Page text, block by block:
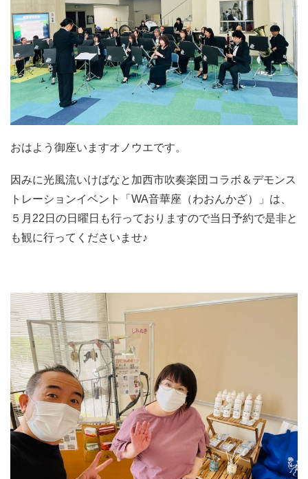
おはよう御座いますオノウエです。
因みに光風流いけばなと加西市吹奏楽団コラボ＆デモンス
トレーションイベント「WA音華座（わおんかざ）」は、
５月22日の日曜日も行っておりますので当日予約で是非と
も観に行ってくださいませ♪